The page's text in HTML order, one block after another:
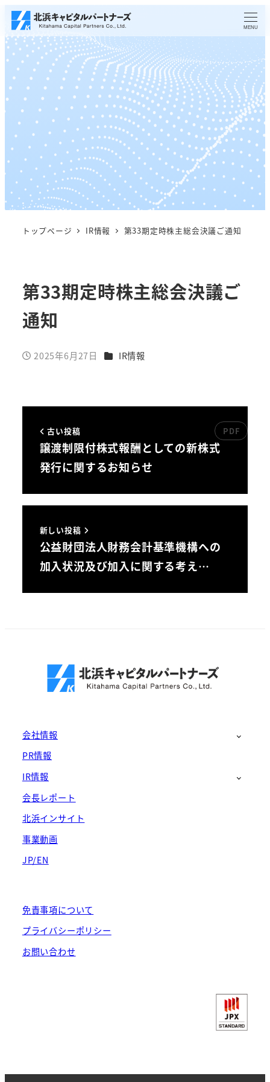
メ
イ
ン
コ
ン
テ
ン
へ
移
MENU
トップページ IR情報 第33期定時株主総会決議ご通知
第33期定時株主総会決議ご
通知
投稿日
2025年6月27日 カテゴリー
IR情報
古い投稿
譲渡制限付株式報酬としての新株式
発行に関するお知らせ
新しい投稿
公益財団法人財務会計基準機構への
加入状況及び加入に関する考え…
会社情報
PR情報
IR情報
会長レポート
北浜インサイト
事業動画
JP/EN
免責事項について
プライバシーポリシー
お問い合わせ